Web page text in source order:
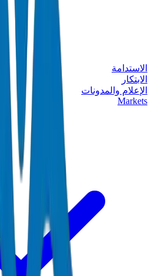
الاستدامة
الابتكار
الإعلام والمدونات
Markets